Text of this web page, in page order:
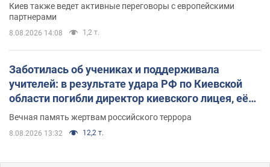
Киев также ведет активные переговоры с европейскими
партнерами
8.08.2026 14:08 1,2 т.
Заботилась об учениках и поддерживала
учителей: в результате удара РФ по Киевской
области погибли директор киевского лицея, её
муж и внук
Вечная память жертвам российского террора
8.08.2026 13:32 12,2 т.